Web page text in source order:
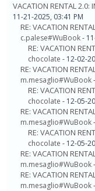
VACATION RENTAL 2.0:
11-21-2025, 03:41 PM
RE: VACATION
c.palese#WuBook-
RE: VACATION
chocolate - 12-02-
RE: VACATION
m.mesaglio#WuBook
RE: VACATION
chocolate - 12-05-
RE: VACATION
m.mesaglio#WuBook
RE: VACATION
chocolate - 12-05-
RE: VACATION
m.mesaglio#WuBook
RE: VACATION
m.mesaglio#WuBook